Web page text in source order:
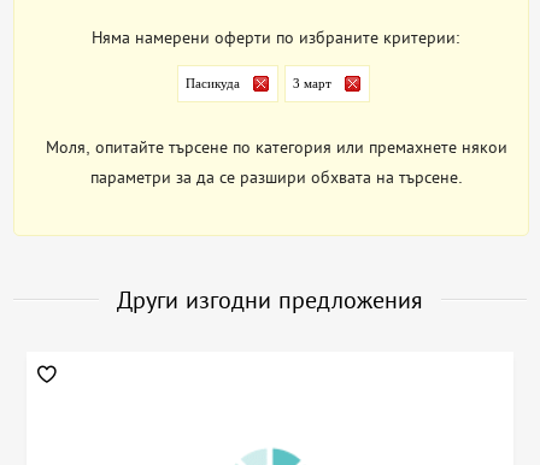
Няма намерени оферти по избраните критерии:
Пасикуда 3 март
Моля, опитайте търсене по категория или премахнете някои
параметри за да се разшири обхвата на търсене.
Други изгодни предложения